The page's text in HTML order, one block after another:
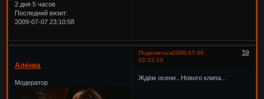
2 дня 5 часов
Последний визит:
2009-07-07 23:10:58
Поделиться 59
2008-07-06
02:33:10
Алёнка
Модератор
Ждём осени...Нового клипа...